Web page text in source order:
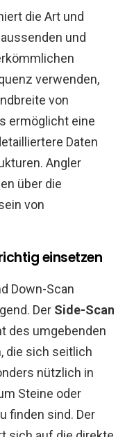
die Art und
und
verwenden,
von
ermöglicht eine
Daten
Angler
über die
von
einsetzen
Down-Scan
Der Side-Scan
des umgebenden
die sich seitlich
nützlich in
Steine oder
finden sind. Der